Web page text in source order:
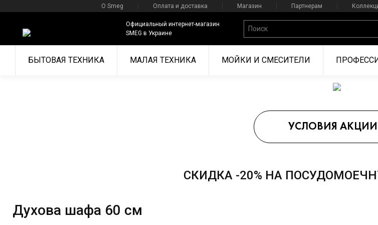
О Smeg Оплата и доставка Магазин Партнерам
Официальный интернет-магазин
SMEG в Украине
БЫТОВАЯ ТЕХНИКА МАЛАЯ ТЕХНИКА МОЙКИ И СМЕСИТЕЛИ
УСЛОВИЯ АКЦИИ
Период проведения акции с 00:00 01 июня по 23:59 31 августа 2026 года.
СКИДКА -20% НА
Духова шафа 60 см